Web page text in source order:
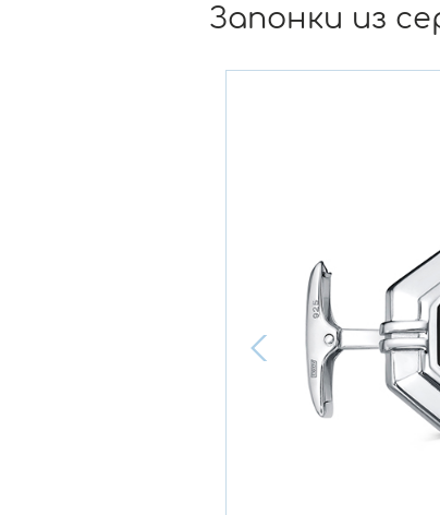
Запонки из